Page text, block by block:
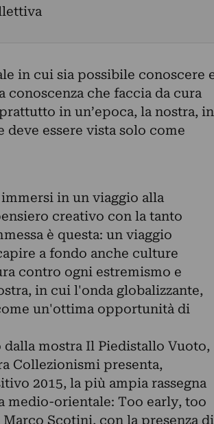
in cui sia possibile conoscere
che faccia da cura
in un’epoca, la nostra, in
deve essere vista solo come
in un viaggio alla
creativo con la tanto
è questa: un viaggio
a fondo anche culture
contro ogni estremismo e
in cui l'onda globalizzante,
un'ottima opportunità di
mostra Il Piedistallo Vuoto,
Collezionismi presenta,
2015, la più ampia rassegna
medio-orientale: Too early, too
Scotini, con la presenza di